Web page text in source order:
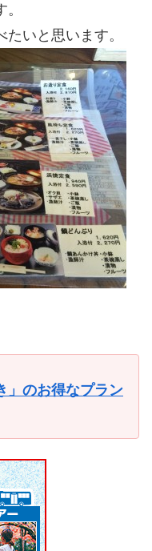
いと思います。
」のお得なプラン